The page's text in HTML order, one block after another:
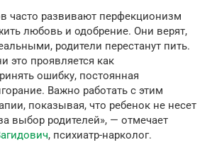
часто развивают перфекционизм
любовь и одобрение. Они верят,
родители перестанут пить.
это проявляется как
ошибку, постоянная
Важно работать с этим
показывая, что ребенок не несет
выбор родителей», — отмечает
, психиатр-нарколог.